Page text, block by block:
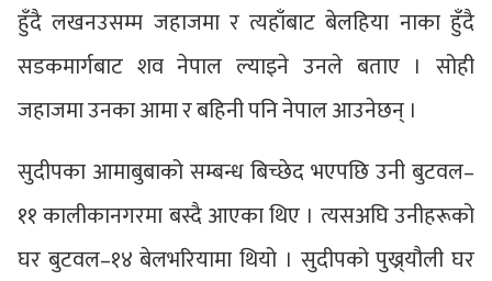
हुँदै लखनउसम्म जहाजमा र त्यहाँबाट बेलहिया नाका हुँदै
सडकमार्गबाट शव नेपाल ल्याइने उनले बताए । सोही
जहाजमा उनका आमा र बहिनी पनि नेपाल आउनेछन् ।
सुदीपका आमाबुबाको सम्बन्ध बिच्छेद भएपछि उनी बुटवल–
११ कालीकानगरमा बस्दै आएका थिए । त्यसअघि उनीहरूको
घर बुटवल–१४ बेलभरियामा थियो । सुदीपको पुख्र्यौली घर